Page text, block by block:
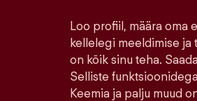
Loo profiil, määra oma
kellelegi meeldimise ja
on kõik sinu teha.
Selliste
Keemia ja palju muud